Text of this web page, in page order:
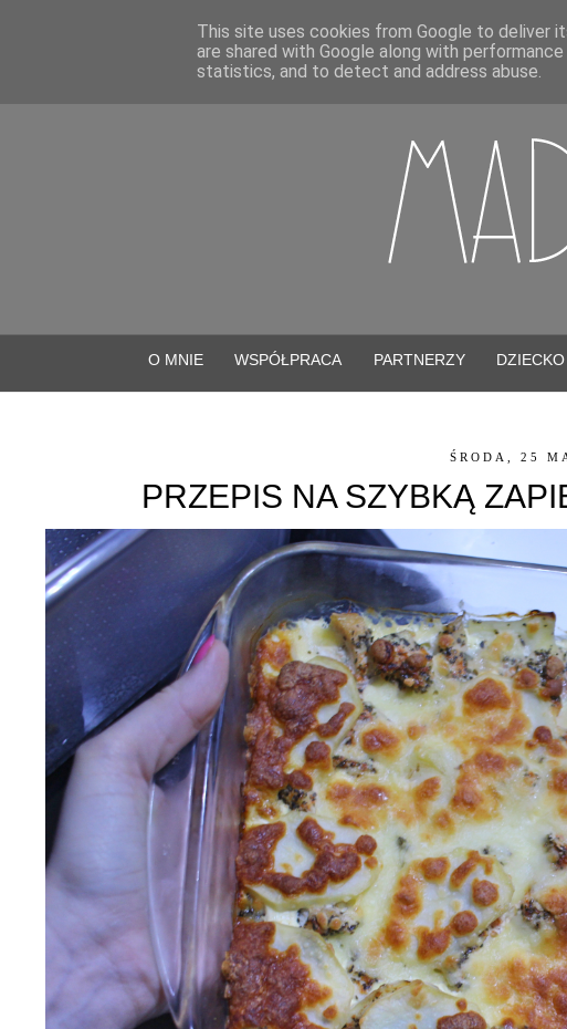
O MNIE WSPÓŁPRACA PARTNERZY DZIECKO
ŚRODA, 25
PRZEPIS NA SZYBKĄ
This site uses cookies from Google to deliver
are shared with Google along with
statistics, and to detect and address abuse.